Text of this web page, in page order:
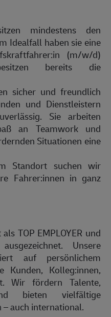
mindestens den
Idealfall haben sie eine
(m/w/d)
bereits die
sicher und freundlich
und Dienstleistern
Sie arbeiten
an Teamwork und
Situationen eine
Standort suchen wir
Fahrer:innen in ganz
TOP EMPLOYER und
Unsere
auf persönlichem
Kunden, Kolleg:innen,
Wir fördern Talente,
bieten vielfältige
auch international.